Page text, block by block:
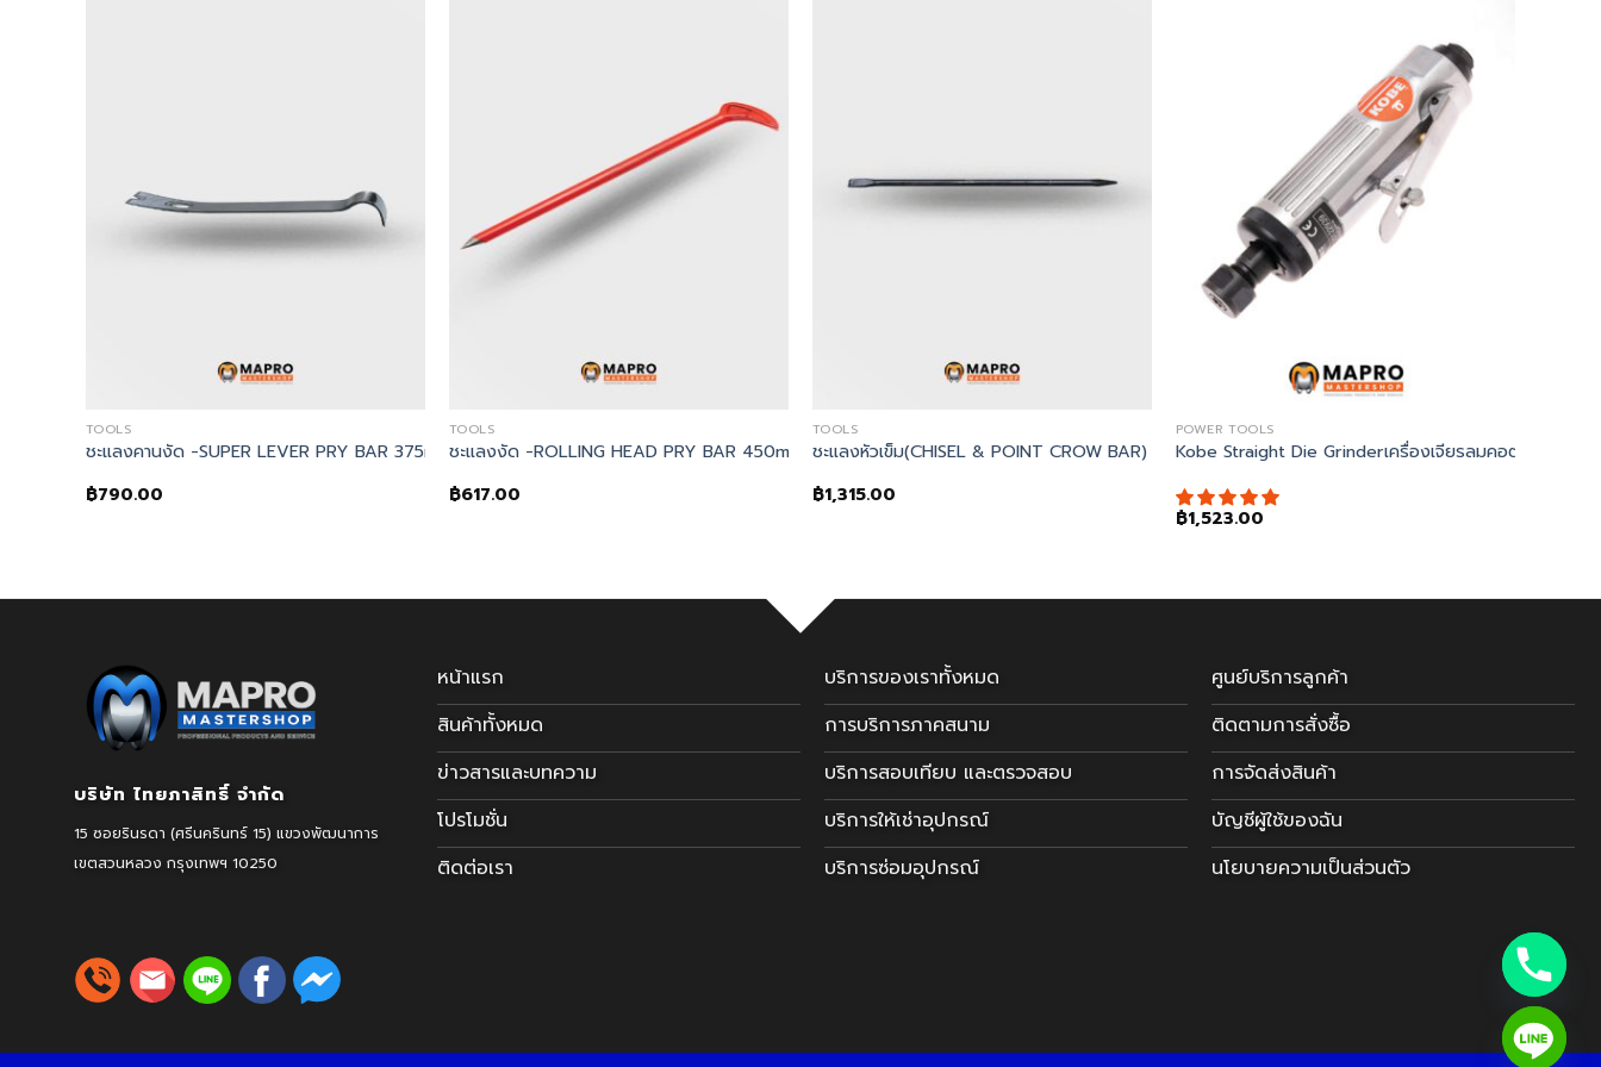
TOOLS
ชะแลงคานงัด -SUPER LEVER PRY BAR 375mm
฿790.00
TOOLS
ชะแลงงัด -ROLLING HEAD PRY BAR 450mm.
฿617.00
TOOLS
ชะแลงหัวเข็ม(CHISEL & POINT CROW BAR)
฿1,315.00
POWER TOOLS
Kobe Straight Die Grinderเครื่องเจียรลมคอตรง
฿1,523.00
PLASTIC HANDLE PRY BAR 450mm
บริษัท ไทยภาสิทธิ์ จำกัด
15 ซอยรินรดา (ศรีนครินทร์ 15) แขวงพัฒนาการ
เขตสวนหลวง กรุงเทพฯ 10250
หน้าแรก
สินค้าทั้งหมด
ข่าวสารและบทความ
โปรโมชั่น
ติดต่อเรา
บริการของเราทั้งหมด
การบริการภาคสนาม
บริการสอบเทียบ และตรวจสอบ
บริการให้เช่าอุปกรณ์
บริการซ่อมอุปกรณ์
ศูนย์บริการลูกค้า
ติดตามการสั่งซื้อ
การจัดส่งสินค้า
บัญชีผู้ใช้ของฉัน
นโยบายความเป็นส่วนตัว